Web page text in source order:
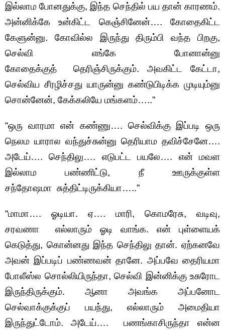
இல்லாம போனதுக்கு, இந்த செந்தில் பய தான் காரணம்.
அன்னிக்கே உன்கிட்ட கெஞ்சினேன்…. கோதைகிட்ட
கேளுன்னு. கோவில்ல இருந்து திரும்பி வந்த பிறகு,
செல்வி எங்கே போனான்னு
கோதைக்குத் தெரிஞ்சிருக்கும். அவகிட்ட கேட்டா,
செல்விய சீரழிச்சது யாருன்னு கண்டுபிடிக்க முடியும்னு
சொன்னேன், கேக்கலியே மங்களம்…..”
“ஒரு வாரமா என் கண்ணு…. செல்விக்கு இப்படி ஒரு
நெலம யாரால வந்துச்சுன்னு தெரியாம தவிச்சேனே….
அடேய்…. செந்திலு…. எடுபட்ட பயலே…. என் மவள
இல்லாம பண்ணிட்டு, நீ ஊருக்குள்ள
சந்தோஷமா சுத்திட்டிருக்கியா…..”
“மாமா…. ஓடியா. ஏ…. மாரி, கொமரேசு, வடிவு,
சரவணா எல்லாரும் ஓடி வாங்க. என் புள்ளையக்
கெடுத்து, கொன்னது இந்த செந்திலு தான். ஏற்கனவே
அவன் இப்படிப் பண்ணவன் தானே. அப்பவே தைரியமா
போலீஸ்ல சொல்லியிருந்தா, செல்வி இன்னிக்கு உசுரோட
இருந்திருக்கும். ஆனா அவங்க அப்பனோட
செல்வாக்குக்குப் பயந்து, எல்லாரும் அமைதியா
இருந்துட்டோம். அடேய்…. பணங்காசிருந்தா என்ன